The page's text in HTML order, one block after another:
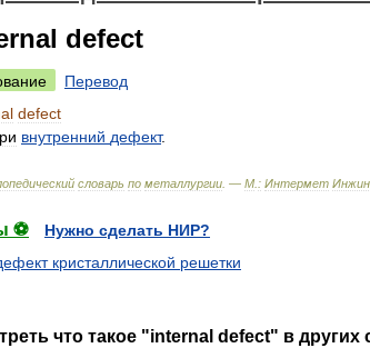
defect
Перевод
defect
внутренний дефект.
словарь по металлургии . — М : Интермет
⚽
Нужно сделать НИР?
кристаллической решетки
что такое "internal defect" в других